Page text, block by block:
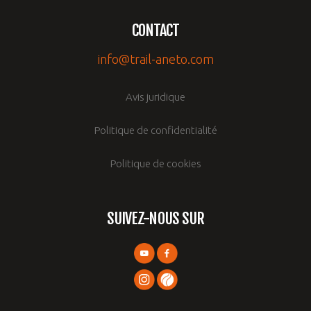
CONTACT
info@trail-aneto.com
Avis juridique
Politique de confidentialité
Politique de cookies
SUIVEZ-NOUS SUR